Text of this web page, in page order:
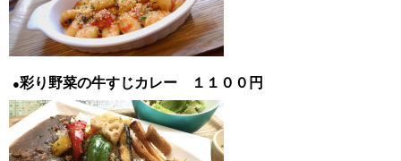
●彩り野菜の牛すじカレー １１００円